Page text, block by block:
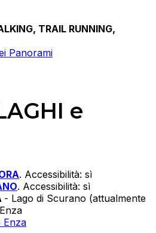
TRAIL RUNNING,
Panorami
e
. Accessibilità: sì
. Accessibilità: sì
- Lago di Scurano (attualmente
Enza